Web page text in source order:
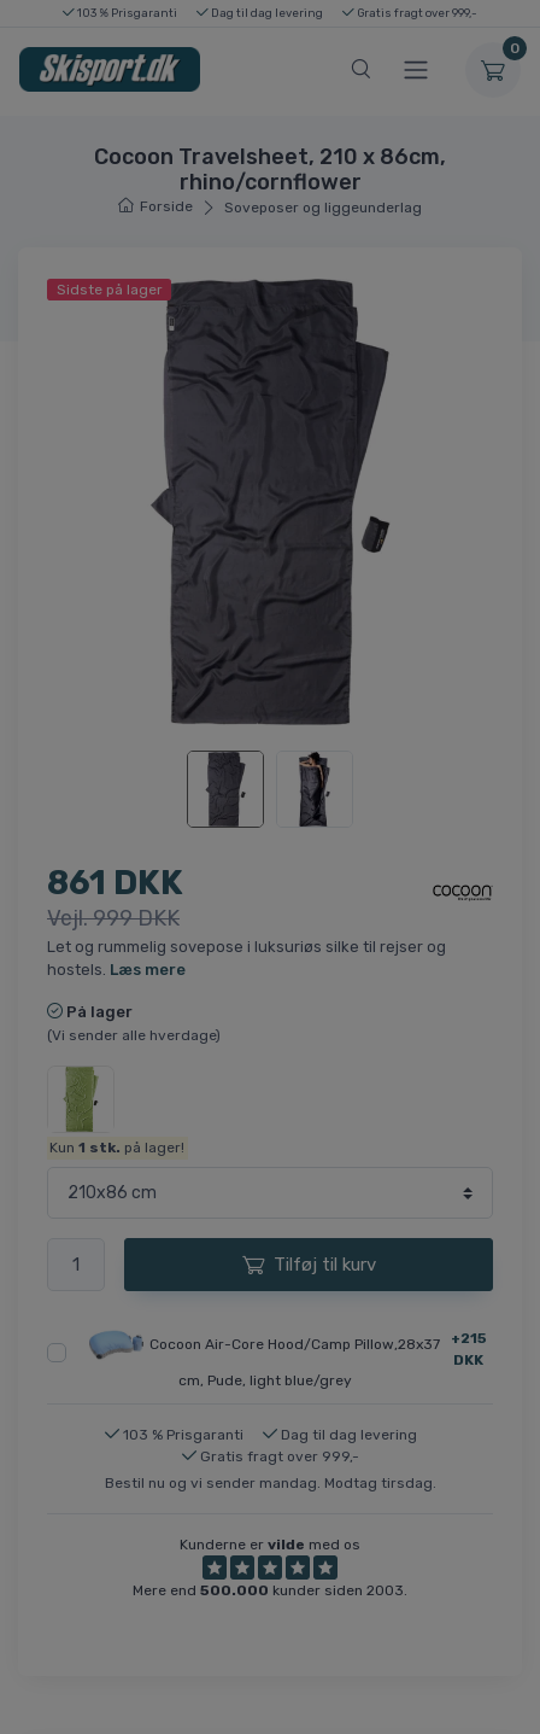
103 % Prisgaranti Dag til dag levering Gratis fragt over 999,-
0
Cocoon Travelsheet, 210 x 86cm,
rhino/cornflower
Forside Soveposer og liggeunderlag
Sidste på lager
861 DKK
Vejl. 999 DKK
Let og rummelig sovepose i luksuriøs silke til rejser og
hostels. Læs mere
På lager
(Vi sender alle hverdage)
Kun1 stk. på lager!
Tilføj til kurv
Cocoon Air-Core Hood/Camp Pillow,28x37
cm, Pude, light blue/grey
+215
DKK
103 % Prisgaranti
Dag til dag levering
Gratis fragt over 999,-
Bestil nu og vi sender mandag. Modtag tirsdag.
Kunderne er vilde med os
Mere end 500.000 kunder siden 2003.